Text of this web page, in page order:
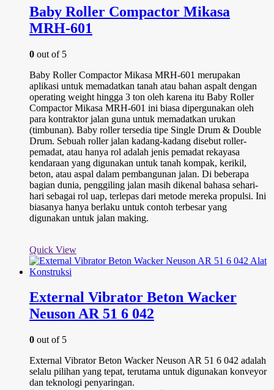
Baby Roller Compactor Mikasa
MRH-601
0 out of 5
Baby Roller Compactor Mikasa MRH-601 merupakan
aplikasi untuk memadatkan tanah atau bahan aspalt dengan
operating weight hingga 3 ton oleh karena itu Baby Roller
Compactor Mikasa MRH-601 ini biasa dipergunakan oleh
para kontraktor jalan guna untuk memadatkan urukan
(timbunan). Baby roller tersedia tipe Single Drum & Double
Drum. Sebuah roller jalan kadang-kadang disebut roller-
pemadat, atau hanya rol adalah jenis pemadat rekayasa
kendaraan yang digunakan untuk tanah kompak, kerikil,
beton, atau aspal dalam pembangunan jalan. Di beberapa
bagian dunia, penggiling jalan masih dikenal bahasa sehari-
hari sebagai rol uap, terlepas dari metode mereka propulsi. Ini
biasanya hanya berlaku untuk contoh terbesar yang
digunakan untuk jalan making.
Quick View
External Vibrator Beton Wacker
Neuson AR 51 6 042
0 out of 5
External Vibrator Beton Wacker Neuson AR 51 6 042 adalah
selalu pilihan yang tepat, terutama untuk digunakan konveyor
dan teknologi penyaringan.